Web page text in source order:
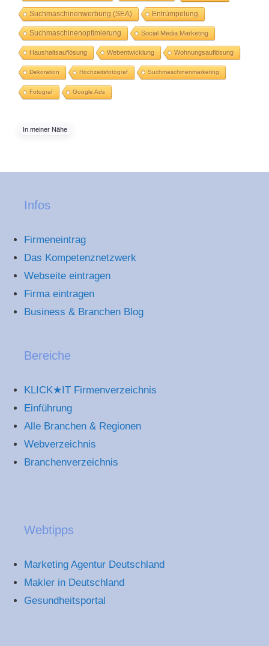
Suchmaschinenwerbung (SEA) Entrümpelung
Suchmaschinenoptimierung Social Media Marketing
Haushaltsauflösung Webentwicklung Wohnungsauflösung
Dekoration Hochzeitsfotograf Suchmaschinenmarketing
Fotograf Google Ads
In meiner Nähe
Infos
Firmeneintrag
Das Kompetenznetzwerk
Webseite eintragen
Firma eintragen
Business & Branchen Blog
Bereiche
KLICK★IT Firmenverzeichnis
Einführung
Alle Branchen & Regionen
Webverzeichnis
Branchenverzeichnis
Webtipps
Marketing Agentur Deutschland
Makler in Deutschland
Gesundheitsportal